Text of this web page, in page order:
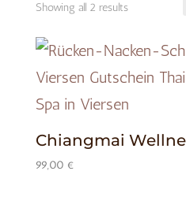
Showing all 2 results
Chiangmai
99,00 €